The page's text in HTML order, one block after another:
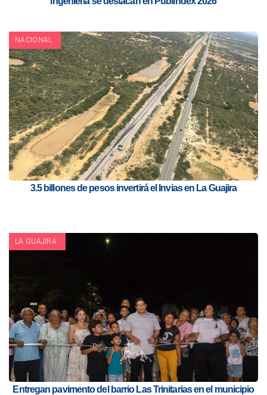
NACIONAL
3.5 billones de pesos invertirá el Invias en La Guajira
LA GUAJIRA
Entregan pavimento del barrio Las Trinitarias en el municipio